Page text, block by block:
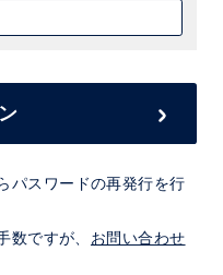
パスワードの再発行を行
数ですが、 お問い合わせ